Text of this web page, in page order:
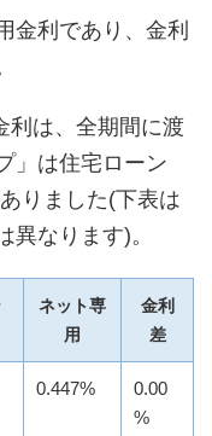
金利であり、金利
利は、全期間に渡
」は住宅ローン
りました(下表は
異なります)。
ネット専
用
金利
差
0.447%
0.00
%